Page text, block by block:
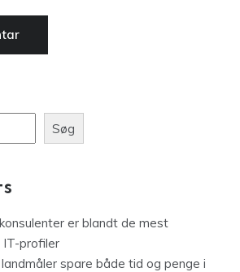
Søg
er blandt de mest
profiler
spare både tid og penge i